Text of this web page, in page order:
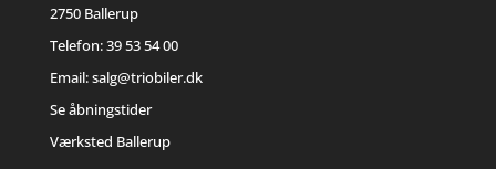
2750 Ballerup
Telefon:39 53 54 00
Email:salg@triobiler.dk
Se åbningstider
Værksted Ballerup